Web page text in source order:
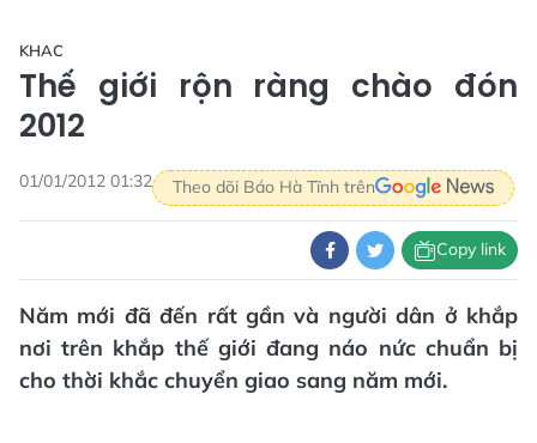
KHAC
Thế giới rộn ràng chào đón
2012
01/01/2012 01:32 Theo dõi Báo Hà Tĩnh trên
Copy link
Năm mới đã đến rất gần và người dân ở khắp
nơi trên khắp thế giới đang náo nức chuẩn bị
cho thời khắc chuyển giao sang năm mới.